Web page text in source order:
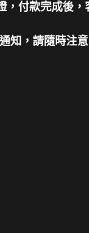
，付款完成後
知，請隨時注